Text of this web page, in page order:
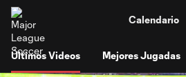
Calendario
Últimos Videos Mejores Jugadas